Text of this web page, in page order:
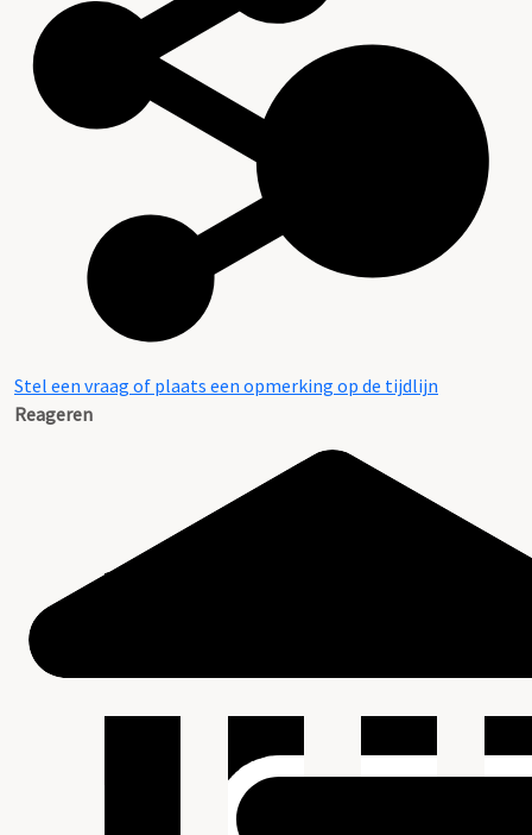
Stel een vraag of plaats een opmerking op de tijdlijn
Reageren